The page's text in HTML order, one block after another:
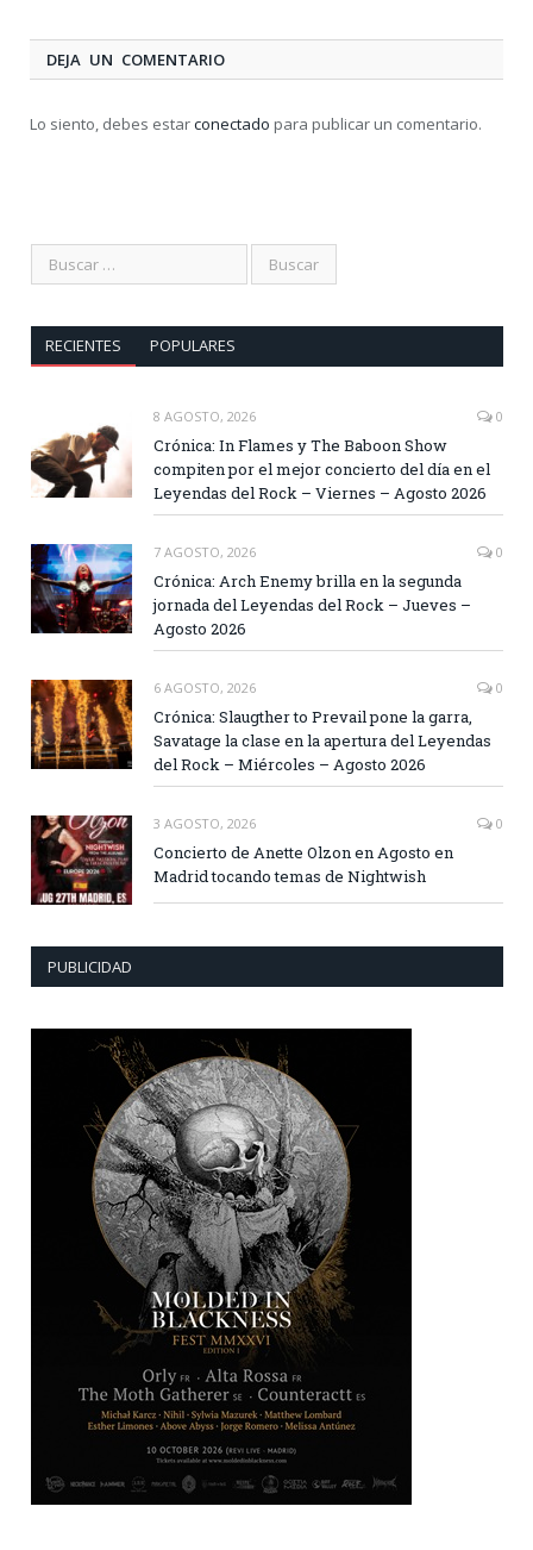
DEJA UN COMENTARIO
Lo siento, debes estarconectado para publicar un comentario.
RECIENTES POPULARES
8 AGOSTO, 2026 0
Crónica: In Flames y The Baboon Show
compiten por el mejor concierto del día en el
Leyendas del Rock – Viernes – Agosto 2026
7 AGOSTO, 2026 0
Crónica: Arch Enemy brilla en la segunda
jornada del Leyendas del Rock – Jueves –
Agosto 2026
6 AGOSTO, 2026 0
Crónica: Slaugther to Prevail pone la garra,
Savatage la clase en la apertura del Leyendas
del Rock – Miércoles – Agosto 2026
3 AGOSTO, 2026 0
Concierto de Anette Olzon en Agosto en
Madrid tocando temas de Nightwish
PUBLICIDAD